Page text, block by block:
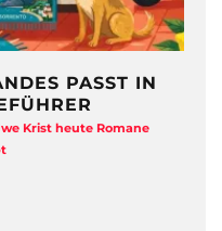
PASST IN
Krist heute Romane